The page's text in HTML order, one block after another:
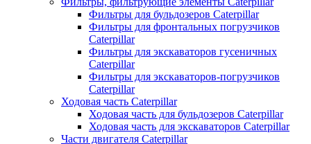
Фильтры для бульдозеров Caterpillar
Фильтры для фронтальных погрузчиков
Caterpillar
Фильтры для экскаваторов гусеничных
Caterpillar
Фильтры для экскаваторов-погрузчиков
Caterpillar
Ходовая часть Caterpillar
Ходовая часть для бульдозеров Caterpillar
Ходовая часть для экскаваторов Caterpillar
Части двигателя Caterpillar